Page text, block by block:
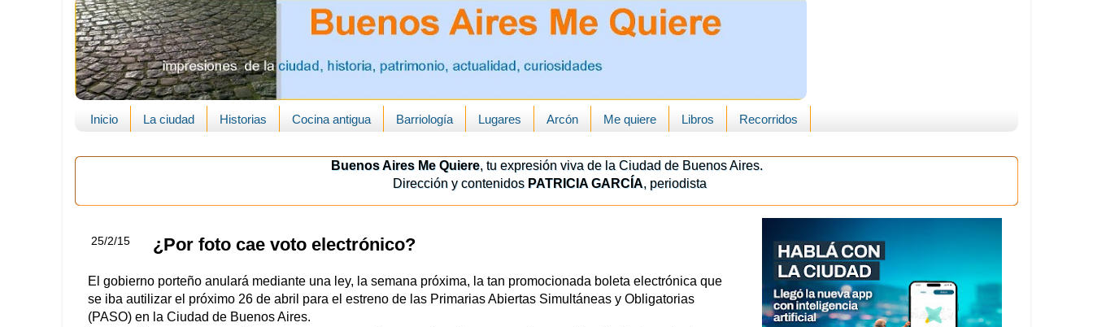
Inicio La ciudad Historias Cocina antigua Barriología Lugares Arcón Me quiere Libros Recorridos
Buenos Aires Me Quiere, tu expresión viva de la Ciudad de Buenos Aires.
Dirección y contenidos PATRICIA GARCÍA, periodista
25/2/15 ¿Por foto cae voto electrónico?
El gobierno porteño anulará mediante una ley, la semana próxima, la tan promocionada boleta electrónica que
se iba autilizar el próximo 26 de abril para el estreno de las Primarias Abiertas Simultáneas y Obligatorias
(PASO) en la Ciudad de Buenos Aires.